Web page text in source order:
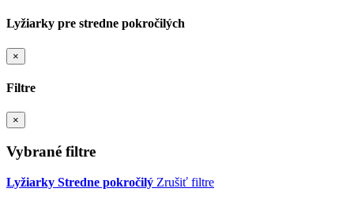
Lyžiarky pre stredne pokročilých
×
Filtre
×
Vybrané filtre
Lyžiarky Stredne pokročilý Zrušiť filtre